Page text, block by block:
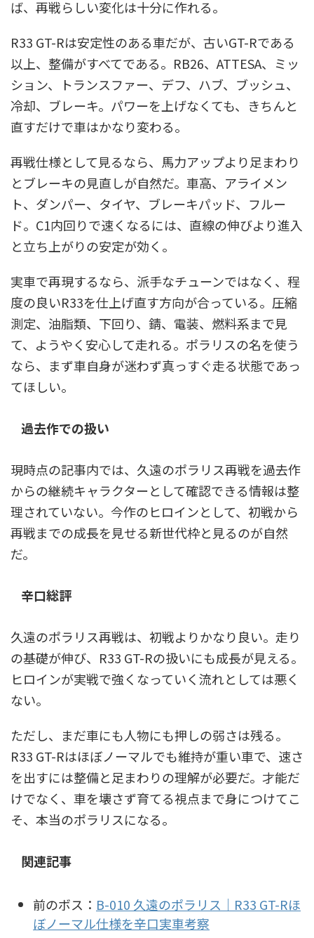
ば、再戦らしい変化は十分に作れる。
R33 GT-Rは安定性のある車だが、古いGT-Rである
以上、整備がすべてである。RB26、ATTESA、ミッ
ション、トランスファー、デフ、ハブ、ブッシュ、
冷却、ブレーキ。パワーを上げなくても、きちんと
直すだけで車はかなり変わる。
再戦仕様として見るなら、馬力アップより足まわり
とブレーキの見直しが自然だ。車高、アライメン
ト、ダンパー、タイヤ、ブレーキパッド、フルー
ド。C1内回りで速くなるには、直線の伸びより進入
と立ち上がりの安定が効く。
実車で再現するなら、派手なチューンではなく、程
度の良いR33を仕上げ直す方向が合っている。圧縮
測定、油脂類、下回り、錆、電装、燃料系まで見
て、ようやく安心して走れる。ポラリスの名を使う
なら、まず車自身が迷わず真っすぐ走る状態であっ
てほしい。
過去作での扱い
現時点の記事内では、久遠のポラリス再戦を過去作
からの継続キャラクターとして確認できる情報は整
理されていない。今作のヒロインとして、初戦から
再戦までの成長を見せる新世代枠と見るのが自然
だ。
辛口総評
久遠のポラリス再戦は、初戦よりかなり良い。走り
の基礎が伸び、R33 GT-Rの扱いにも成長が見える。
ヒロインが実戦で強くなっていく流れとしては悪く
ない。
ただし、まだ車にも人物にも押しの弱さは残る。
R33 GT-Rはほぼノーマルでも維持が重い車で、速さ
を出すには整備と足まわりの理解が必要だ。才能だ
けでなく、車を壊さず育てる視点まで身につけてこ
そ、本当のポラリスになる。
関連記事
前のボス： B-010 久遠のポラリス｜R33 GT-Rほ
ぼノーマル仕様を辛口実車考察